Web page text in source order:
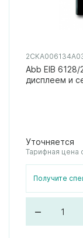
Abb EIB
дисплеем и
Уточняется
Тарифная цена
Получите
–